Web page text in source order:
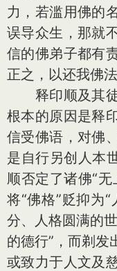
力，若滥用佛的
误导众生，那就
信的佛弟子都有
正之，以还我佛法
释印顺及其徒
根本的原因是释
信受佛语，对佛
是自行另创人本
顺否定了诸佛“
将“佛格”贬抑为
分、人格圆满的
的德行”，而剃发
或致力于人文及